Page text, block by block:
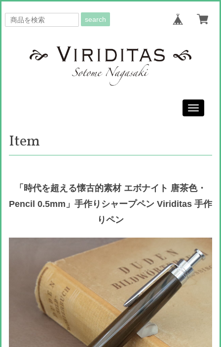
search
Toggle
Item
「時代を超える懐古的素材 エボナイト 唐茶色・
Pencil 0.5mm」手作りシャープペン Viriditas 手作
りペン